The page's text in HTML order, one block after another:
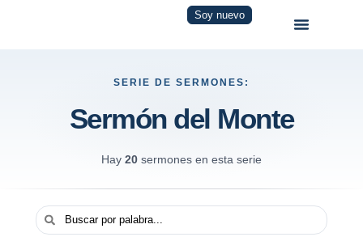
Soy nuevo
SERIE DE SERMONES:
Sermón del Monte
Hay 20 sermones en esta serie